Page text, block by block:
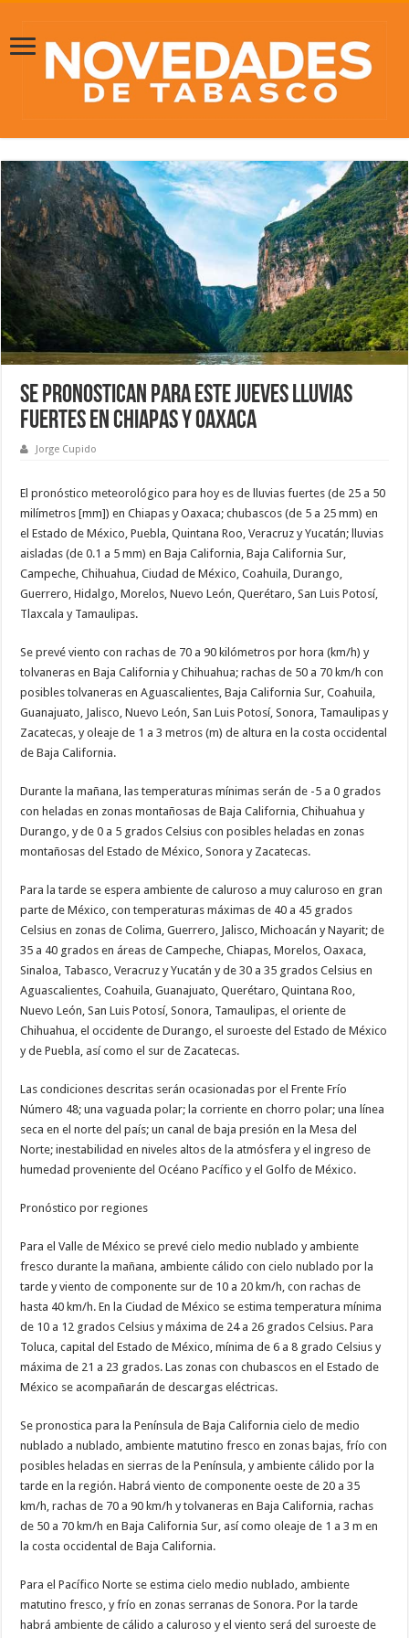
Se pronostican para este jueves lluvias
fuertes en Chiapas y Oaxaca
Jorge Cupido
El pronóstico meteorológico para hoy es de lluvias fuertes (de 25 a 50
milímetros [mm]) en Chiapas y Oaxaca; chubascos (de 5 a 25 mm) en
el Estado de México, Puebla, Quintana Roo, Veracruz y Yucatán; lluvias
aisladas (de 0.1 a 5 mm) en Baja California, Baja California Sur,
Campeche, Chihuahua, Ciudad de México, Coahuila, Durango,
Guerrero, Hidalgo, Morelos, Nuevo León, Querétaro, San Luis Potosí,
Tlaxcala y Tamaulipas.
Se prevé viento con rachas de 70 a 90 kilómetros por hora (km/h) y
tolvaneras en Baja California y Chihuahua; rachas de 50 a 70 km/h con
posibles tolvaneras en Aguascalientes, Baja California Sur, Coahuila,
Guanajuato, Jalisco, Nuevo León, San Luis Potosí, Sonora, Tamaulipas y
Zacatecas, y oleaje de 1 a 3 metros (m) de altura en la costa occidental
de Baja California.
Durante la mañana, las temperaturas mínimas serán de -5 a 0 grados
con heladas en zonas montañosas de Baja California, Chihuahua y
Durango, y de 0 a 5 grados Celsius con posibles heladas en zonas
montañosas del Estado de México, Sonora y Zacatecas.
Para la tarde se espera ambiente de caluroso a muy caluroso en gran
parte de México, con temperaturas máximas de 40 a 45 grados
Celsius en zonas de Colima, Guerrero, Jalisco, Michoacán y Nayarit; de
35 a 40 grados en áreas de Campeche, Chiapas, Morelos, Oaxaca,
Sinaloa, Tabasco, Veracruz y Yucatán y de 30 a 35 grados Celsius en
Aguascalientes, Coahuila, Guanajuato, Querétaro, Quintana Roo,
Nuevo León, San Luis Potosí, Sonora, Tamaulipas, el oriente de
Chihuahua, el occidente de Durango, el suroeste del Estado de México
y de Puebla, así como el sur de Zacatecas.
Las condiciones descritas serán ocasionadas por el Frente Frío
Número 48; una vaguada polar; la corriente en chorro polar; una línea
seca en el norte del país; un canal de baja presión en la Mesa del
Norte; inestabilidad en niveles altos de la atmósfera y el ingreso de
humedad proveniente del Océano Pacífico y el Golfo de México.
Pronóstico por regiones
Para el Valle de México se prevé cielo medio nublado y ambiente
fresco durante la mañana, ambiente cálido con cielo nublado por la
tarde y viento de componente sur de 10 a 20 km/h, con rachas de
hasta 40 km/h. En la Ciudad de México se estima temperatura mínima
de 10 a 12 grados Celsius y máxima de 24 a 26 grados Celsius. Para
Toluca, capital del Estado de México, mínima de 6 a 8 grado Celsius y
máxima de 21 a 23 grados. Las zonas con chubascos en el Estado de
México se acompañarán de descargas eléctricas.
Se pronostica para la Península de Baja California cielo de medio
nublado a nublado, ambiente matutino fresco en zonas bajas, frío con
posibles heladas en sierras de la Península, y ambiente cálido por la
tarde en la región. Habrá viento de componente oeste de 20 a 35
km/h, rachas de 70 a 90 km/h y tolvaneras en Baja California, rachas
de 50 a 70 km/h en Baja California Sur, así como oleaje de 1 a 3 m en
la costa occidental de Baja California.
Para el Pacífico Norte se estima cielo medio nublado, ambiente
matutino fresco, y frío en zonas serranas de Sonora. Por la tarde
habrá ambiente de cálido a caluroso y el viento será del suroeste de